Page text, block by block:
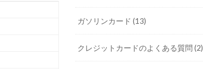
ガソリンカード(13)
クレジットカードのよくある質問(2)